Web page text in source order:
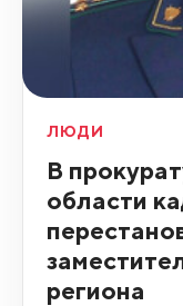
ЛЮДИ
В
области
региона